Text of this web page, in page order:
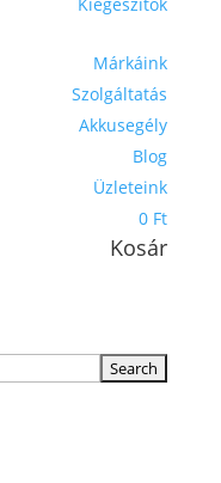
Márkáink
Szolgáltatás
Akkusegély
Blog
Üzleteink
0 Ft
Kosár